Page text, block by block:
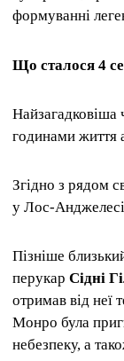
формуванні
Що сталося 4
Найзагадковіша
годинами життя
Згідно з рядом
у Лос-
Пізніше
перукар Сідні
отримав від неї
Монро була
небезпеку, а